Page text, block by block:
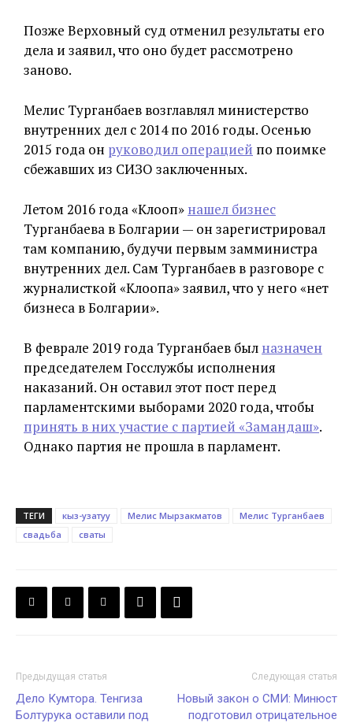
Позже Верховный суд отменил результаты его
дела и заявил, что оно будет рассмотрено
заново.
Мелис Турганбаев возглавлял министерство
внутренних дел с 2014 по 2016 годы. Осенью
2015 года он руководил операцией по поимке
сбежавших из СИЗО заключенных.
Летом 2016 года «Клооп» нашел бизнес
Турганбаева в Болгарии — он зарегистрировал
там компанию, будучи первым замминистра
внутренних дел. Сам Турганбаев в разговоре с
журналисткой «Клоопа» заявил, что у него «нет
бизнеса в Болгарии».
В феврале 2019 года Турганбаев был назначен
председателем Госслужбы исполнения
наказаний. Он оставил этот пост перед
парламентскими выборами 2020 года, чтобы
принять в них участие с партией «Замандаш».
Однако партия не прошла в парламент.
ТЕГИ кыз-узатуу Мелис Мырзакматов
Мелис Турганбаев
свадьба
сваты
Предыдущая статья
Дело Кумтора. Тенгиза
Болтурука оставили под
Следующая статья
Новый закон о СМИ: Минюст
подготовил отрицательное